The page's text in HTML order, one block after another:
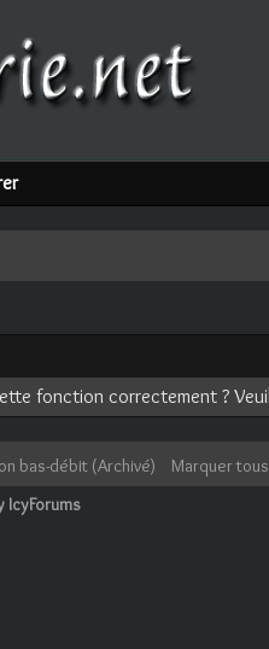
fonction correctement ?
bas-débit (Archivé) Marquer
IcyForums